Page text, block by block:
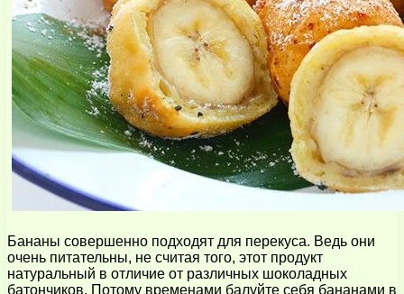
Бананы совершенно подходят для перекуса. Ведь они
очень питательны, не считая того, этот продукт
натуральный в отличие от различных шоколадных
батончиков. Потому временами балуйте себя бананами в